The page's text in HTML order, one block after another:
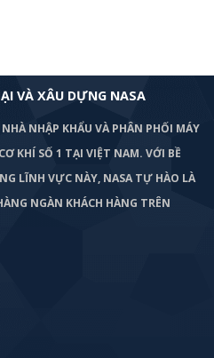
VÀ XÂU DỰNG NASA
NHẬP KHẨU VÀ PHÂN PHỐI MÁY
KHÍ SỐ 1 TẠI VIỆT NAM. VỚI BỀ
LĨNH VỰC NÀY, NASA TỰ HÀO LÀ
NGÀN KHÁCH HÀNG TRÊN